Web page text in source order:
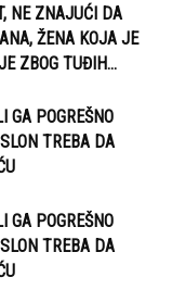
NE ZNAJUĆI DA
ŽENA KOJA JE
ZBOG TUĐIH...
GA POGREŠNO
TREBA DA
GA POGREŠNO
TREBA DA